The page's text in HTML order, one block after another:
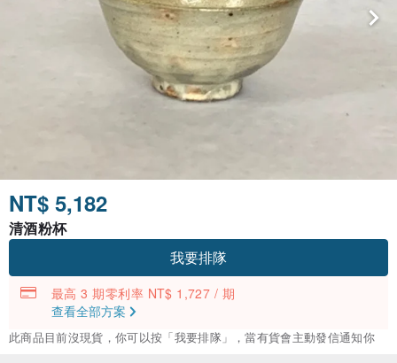
NT$ 5,182
清酒粉杯
我要排隊
最高 3 期零利率 NT$ 1,727 / 期
查看全部方案
此商品目前沒現貨，你可以按「我要排隊」，當有貨會主動發信通知你